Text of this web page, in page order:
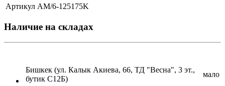
Артикул AM/6-125175K
Наличие на складах
Бишкек (ул. Калык Акиева, 66, ТД "Весна", 3 эт.,
бутик С12Б)
мало